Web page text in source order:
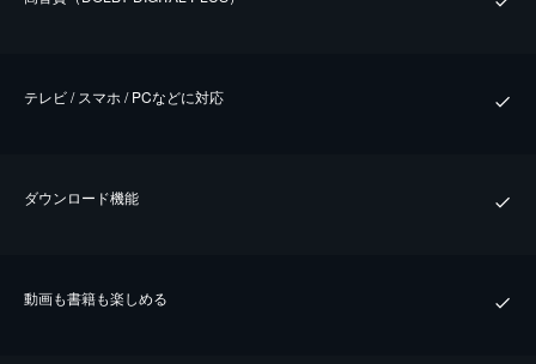
テレビ / スマホ / PCなどに対応
ダウンロード機能
動画も書籍も楽しめる